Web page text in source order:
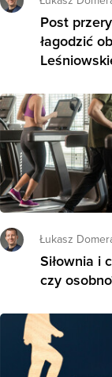
Post
łagodzić
Łukasz
Siłownia i
czy